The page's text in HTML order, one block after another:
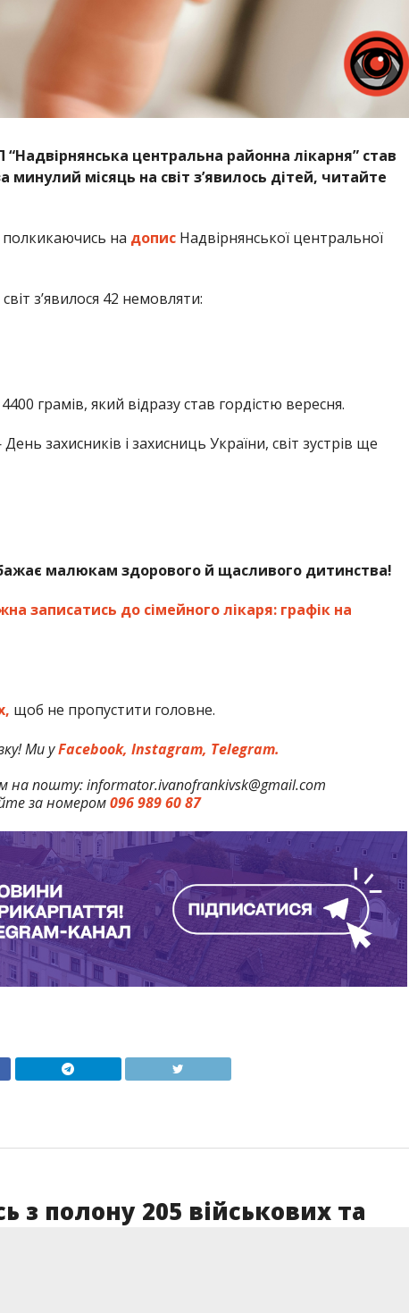
центральна районна лікарня” став
минулий місяць на світ з’явилось дітей, читайте
на дописНадвірнянської центральної
з’явилося 42 немовляти:
грамів, який відразу став гордістю вересня.
захисників і захисниць України, світ зустрів ще
малюкам здорового й щасливого дитинства!
записатись до сімейного лікаря: графік на
щоб не пропустити головне.
Ми уFacebook, Instagram, Telegram.
на пошту: informator.ivanofrankivsk@gmail.com
за номером096 989 60 87
з полону 205 військових та